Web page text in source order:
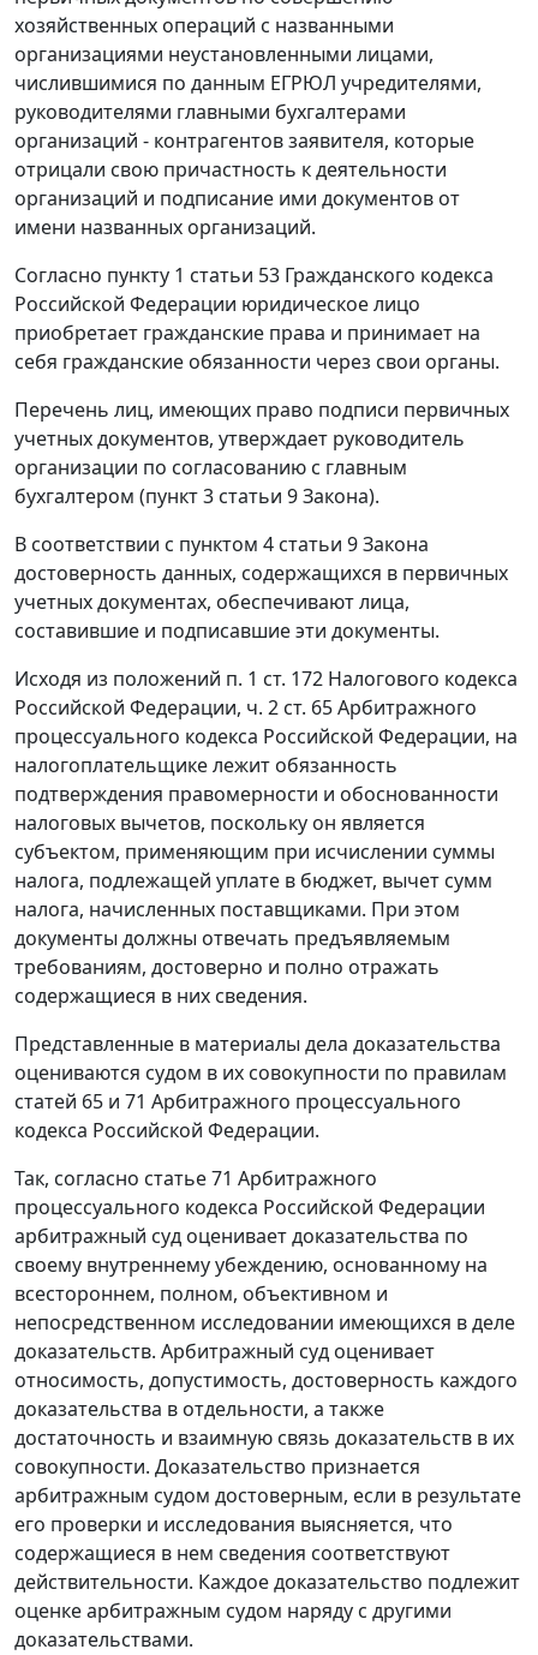
хозяйственных операций с названными
организациями неустановленными лицами,
числившимися по данным ЕГРЮЛ учредителями,
руководителями главными бухгалтерами
организаций - контрагентов заявителя, которые
отрицали свою причастность к деятельности
организаций и подписание ими документов от
имени названных организаций.
Согласно пункту 1 статьи 53 Гражданского кодекса
Российской Федерации юридическое лицо
приобретает гражданские права и принимает на
себя гражданские обязанности через свои органы.
Перечень лиц, имеющих право подписи первичных
учетных документов, утверждает руководитель
организации по согласованию с главным
бухгалтером (пункт 3 статьи 9Закона).
В соответствии с пунктом 4 статьи 9Закона
достоверность данных, содержащихся в первичных
учетных документах, обеспечивают лица,
составившие и подписавшие эти документы.
Исходя из положений п. 1 ст. 172 Налогового кодекса
Российской Федерации, ч. 2 ст. 65Арбитражного
процессуального кодекса Российской Федерации, на
налогоплательщике лежит обязанность
подтверждения правомерности и обоснованности
налоговых вычетов, поскольку он является
субъектом, применяющим при исчислении суммы
налога, подлежащей уплате в бюджет, вычет сумм
налога, начисленных поставщиками. При этом
документы должны отвечать предъявляемым
требованиям, достоверно и полно отражать
содержащиеся в них сведения.
Представленные в материалы дела доказательства
оцениваются судом в их совокупности по правилам
статей 65 и 71 Арбитражного процессуального
кодекса Российской Федерации.
Так, согласно статье 71 Арбитражного
процессуального кодекса Российской Федерации
арбитражный суд оценивает доказательства по
своему внутреннему убеждению, основанному на
всестороннем, полном, объективном и
непосредственном исследовании имеющихся в деле
доказательств. Арбитражный суд оценивает
относимость, допустимость, достоверность каждого
доказательства в отдельности, а также
достаточность и взаимную связь доказательств в их
совокупности. Доказательство признается
арбитражным судом достоверным, если в результате
его проверки и исследования выясняется, что
содержащиеся в нем сведения соответствуют
действительности. Каждое доказательство подлежит
оценке арбитражным судом наряду с другими
доказательствами.